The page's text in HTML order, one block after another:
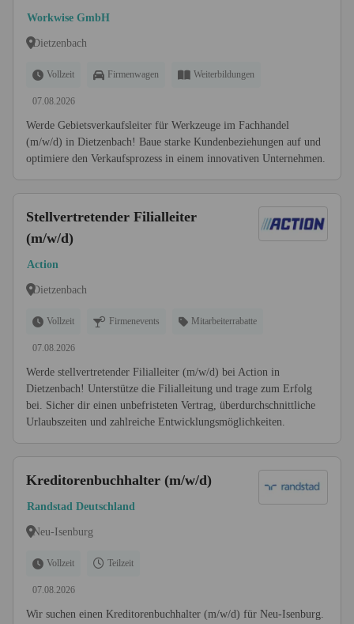
Workwise GmbH
Dietzenbach
Vollzeit Firmenwagen Weiterbildungen
07.08.2026
Werde Gebietsverkaufsleiter für Werkzeuge im Fachhandel
(m/w/d) in Dietzenbach! Baue starke Kundenbeziehungen auf und
optimiere den Verkaufsprozess in einem innovativen Unternehmen.
Stellvertretender Filialleiter
(m/w/d)
Action
Dietzenbach
Vollzeit Firmenevents Mitarbeiterrabatte
07.08.2026
Werde stellvertretender Filialleiter (m/w/d) bei Action in
Dietzenbach! Unterstütze die Filialleitung und trage zum Erfolg
bei. Sicher dir einen unbefristeten Vertrag, überdurchschnittliche
Urlaubszeiten und zahlreiche Entwicklungsmöglichkeiten.
Kreditorenbuchhalter (m/w/d)
Randstad Deutschland
Neu-Isenburg
Vollzeit Teilzeit
07.08.2026
Wir suchen einen Kreditorenbuchhalter (m/w/d) für Neu-Isenburg.